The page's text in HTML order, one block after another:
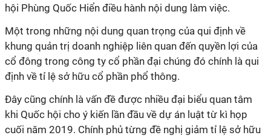
hội Phùng Quốc Hiển điều hành nội dung làm việc.
Một trong những nội dung quan trọng của qui định về
khung quản trị doanh nghiệp liên quan đến quyền lợi của
cổ đông trong công ty cổ phần đại chúng đó chính là qui
định về tỉ lệ sở hữu cổ phần phổ thông.
Đây cũng chính là vấn đề được nhiều đại biểu quan tâm
khi Quốc hội cho ý kiến lần đầu về dự án luật từ kì họp
cuối năm 2019. Chính phủ từng đề nghị giảm tỉ lệ sở hữu